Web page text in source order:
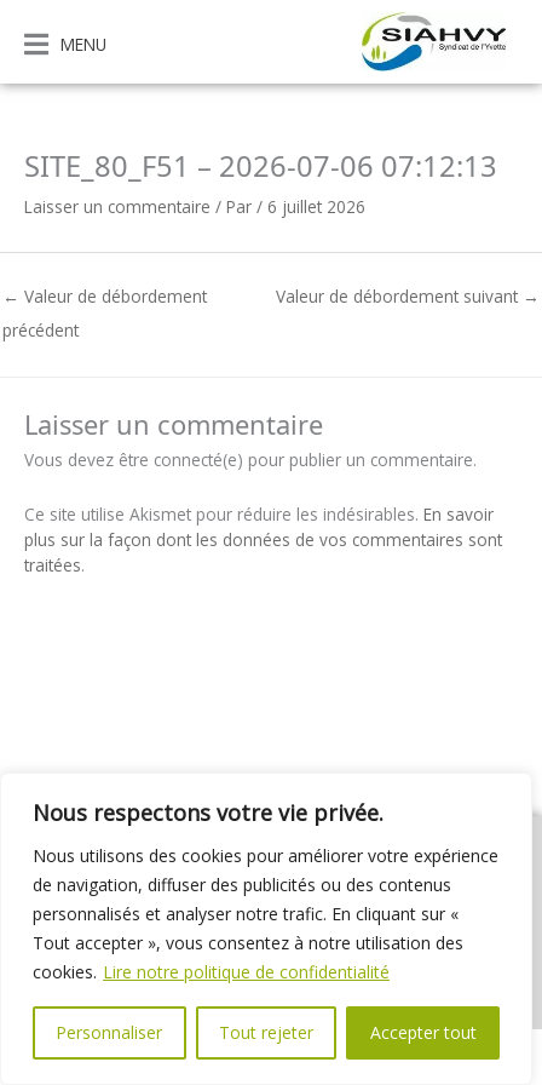
Nous respectons votre vie privée.
Nous utilisons des cookies pour améliorer votre expérience
de navigation, diffuser des publicités ou des contenus
personnalisés et analyser notre trafic. En cliquant sur «
Tout accepter », vous consentez à notre utilisation des
cookies. Lire notre politique de confidentialité
Personnaliser Tout rejeter Accepter tout
contenu
MENU
SITE_80_F51 – 2026-07-06 07:12:13
Laisser un commentaire / Par / 6 juillet 2026
← Valeur de débordement
précédent
Valeur de débordement suivant →
Laisser un commentaire
Vous devez être connecté(e) pour publier un commentaire.
Ce site utilise Akismet pour réduire les indésirables. En savoir
plus sur la façon dont les données de vos commentaires sont
traitées.
01 69 31 72 10 01 69 31 37 31
Nous contacter
Espace élus
Marchés publics Délibérations